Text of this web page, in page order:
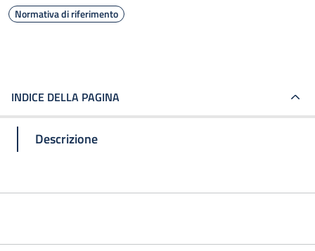
Normativa di riferimento
INDICE DELLA PAGINA
Descrizione